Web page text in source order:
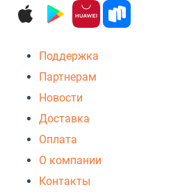
Поддержка
Партнерам
Новости
Доставка
Оплата
О компании
Контакты